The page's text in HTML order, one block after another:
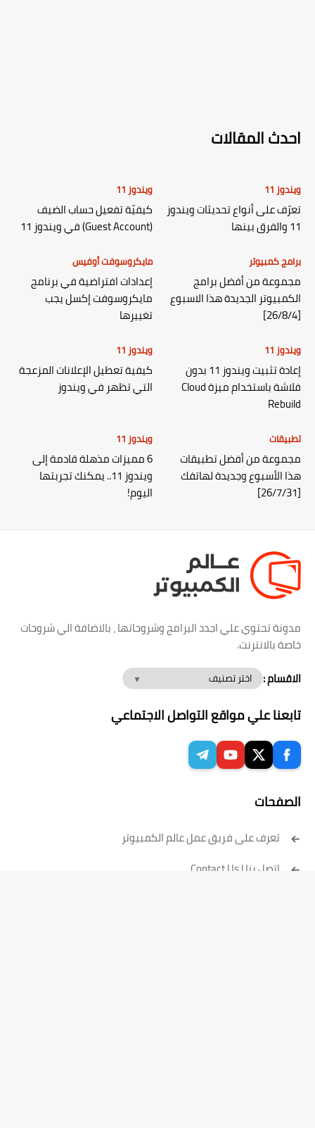
احدث المقالات
ويندوز 11
تعرّف على أنواع تحديثات ويندوز
11 والفرق بينها
ويندوز 11
كيفيّة تفعيل حساب الضيف
(Guest Account) في ويندوز 11
برامج كمبيوتر
مجموعة من أفضل برامج
الكمبيوتر الجديدة هذا الاسبوع
[26/8/4]
مايكروسوفت أوفيس
إعدادات افتراضية في برنامج
مايكروسوفت إكسل يجب
تغييرها
ويندوز 11
إعادة تثبيت ويندوز 11 بدون
فلاشة باستخدام ميزة Cloud
Rebuild
ويندوز 11
كيفية تعطيل الإعلانات المزعجة
التي تظهر في ويندوز
تطبيقات
مجموعة من أفضل تطبيقات
هذا الأسبوع وجديدة لهاتفك
[26/7/31]
ويندوز 11
6 مميزات مذهلة قادمة إلى
ويندوز 11.. يمكنك تجربتها
اليوم!
مدونة تحتوي علي اجدد البرامج وشروحاتها ، بالاضافة الي شروحات
خاصة بالانترنت.
الاقسام :
تابعنا علي مواقع التواصل الاجتماعي
الصفحات
تعرف على فريق عمل عالم الكمبيوتر
إتصل بنا | Contact Us